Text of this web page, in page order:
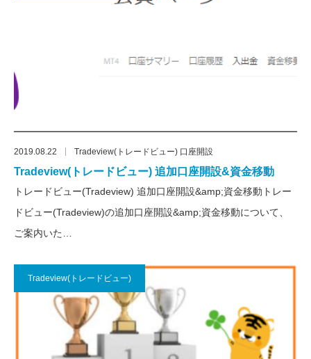
2019.08.22 Tradeview(トレードビュー) 口座開設
Tradeview(トレードビュー) 追加口座開設&資金移動
トレードビュー(Tradeview) 追加口座開設&amp;資金移動トレー
ドビュー(Tradeview)の追加口座開設&amp;資金移動について、
ご案内いた…
Tradeview(トレードビュー)